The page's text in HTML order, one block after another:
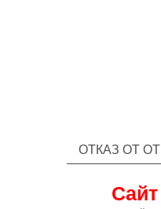
ОТКАЗ ОТ